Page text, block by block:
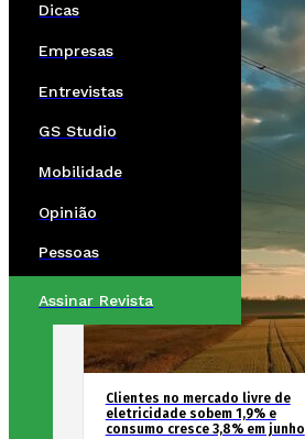
Dicas
Empresas
Entrevistas
GS Studio
Mobilidade
Opinião
Pessoas
Assinar Revista
Clientes no mercado livre de
eletricidade sobem 1,9% e
consumo cresce 3,8% em junho